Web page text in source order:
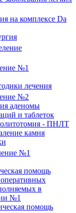
на комплексе Da
№1
лечения
№2
аденомы
и таблеток
- ПНЛТ
камня
№1
помощь
в
№1
помощь